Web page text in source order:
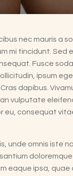
nec mauris a
mi tincidunt. Sed
Fusce
ipsum
dapibus.
vulputate
eu, consequat
unde omnis iste
doloremque
eaque ipsa, quae